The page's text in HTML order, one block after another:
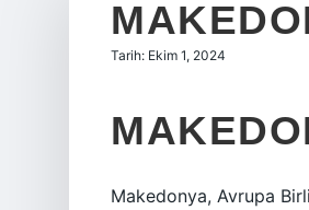
Tarih: Ekim 1, 2024
Makedonya, Avrupa